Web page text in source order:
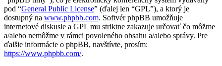
pod “General Public License” (ďalej len “GPL”), a ktorý je
dostupný na www.phpbb.com. Softvér phpBB umožňuje
internetové diskusie a GPL mu striktne zakazuje určovať čo môžme
a/alebo nemôžme v rámci povoleného obsahu a/alebo správy. Pre
ďalšie informácie o phpBB, navštívte, prosím:
https://www.phpbb.com/.